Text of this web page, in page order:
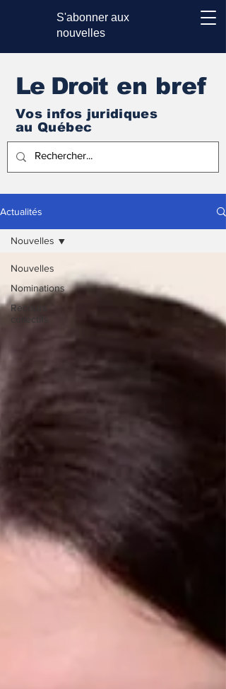
S'abonner aux
nouvelles
Le Droit en bref
Vos infos juridiques
au Québec
Actualités
Nouvelles
Nominations
Recours
collectifs
Nouvelles